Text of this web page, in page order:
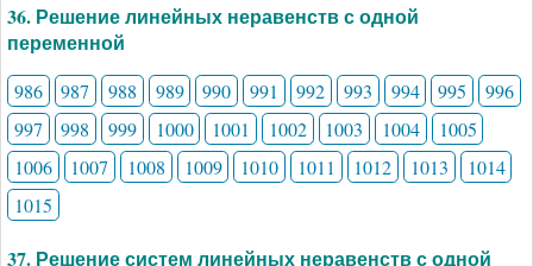
36. Решение линейных неравенств с одной
переменной
986 987 988 989 990 991 992 993 994 995
996
997
998 999 1000 1001 1002 1003 1004
1005
1006
1007 1008 1009 1010 1011 1012 1013
1014
1015
37. Решение систем линейных неравенств с одной